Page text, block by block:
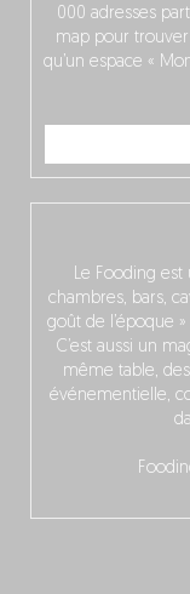
Le Fooding
chambres, bars,
goût de l’époque
C’est aussi un
même table,
événementielle,
000 adresses
map pour
qu’un espace «